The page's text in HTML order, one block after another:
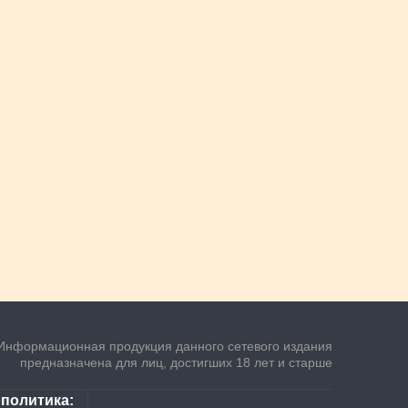
продукция данного сетевого издания
предназначена для лиц, достигших 18 лет и старше